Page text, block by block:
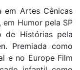
em Artes Cênicas
em Humor pela SP
de Histórias pela
Premiada como
e no Europe Film